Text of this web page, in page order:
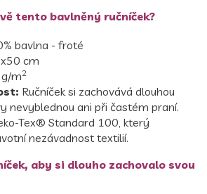
tento bavlněný ručníček?
bavlna - froté
cm
m2
Ručníček si zachovává dlouhou
nevyblednou ani při častém praní.
Tex® Standard 100, který
nezávadnost textilií.
aby si dlouho zachovalo svou